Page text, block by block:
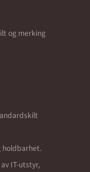
og merking
holdbarhet.
IT-utstyr,